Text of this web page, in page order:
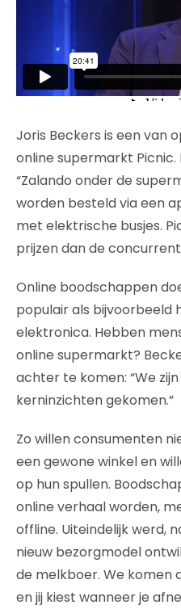
Joris Beckers is een van
online supermarkt Picnic.
“Zalando onder de
worden besteld via een
met elektrische busjes.
prijzen dan de
Online boodschappen
populair als bijvoorbeeld
elektronica. Hebben
online supermarkt?
achter te komen: “We
kerninzichten gekomen.”
Zo willen consumenten
een gewone winkel en
op hun spullen.
online verhaal worden,
offline. Uiteindelijk werd,
nieuw bezorgmodel
de melkboer. We komen
en jij kiest wanneer je